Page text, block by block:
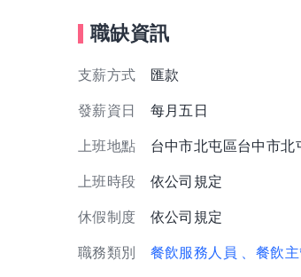
職缺資訊
支薪方式 匯款
發薪資日 每月五日
上班地點 台中市北屯區台中市北
上班時段 依公司規定
休假制度 依公司規定
職務類別 餐飲服務人員 、餐飲